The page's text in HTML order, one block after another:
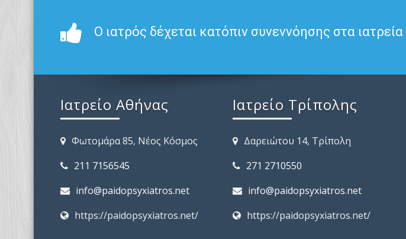
Ο ιατρός δέχεται κατόπιν συνεννόησης στα ιατρεία
Ιατρείο Αθήνας
Φωτομάρα 85, Νέος Κόσμος
211 7156545
info@paidopsyxiatros.net
https://paidopsyxiatros.net/
Ιατρείο Τρίπολης
Δαρειώτου 14, Τρίπολη
271 2710550
info@paidopsyxiatros.net
https://paidopsyxiatros.net/